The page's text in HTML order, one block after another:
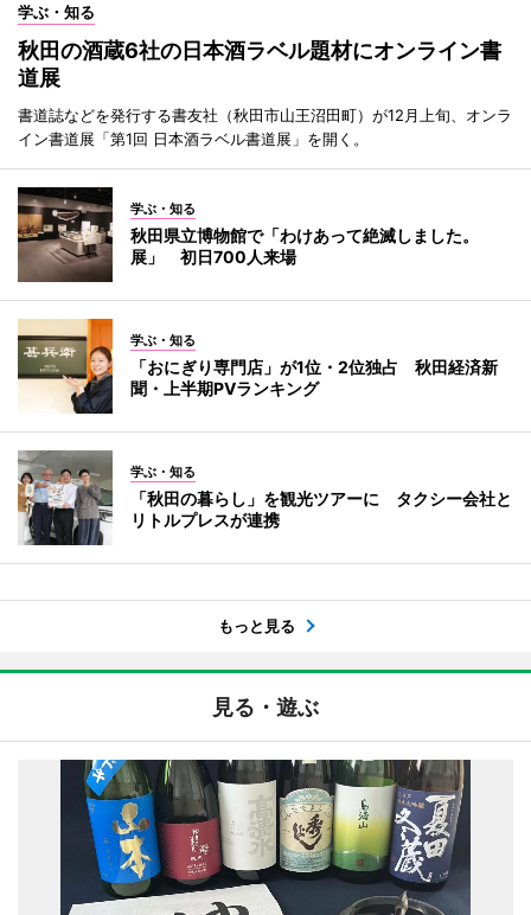
学ぶ・知る
秋田の酒蔵6社の日本酒ラベル題材にオンライン書
道展
書道誌などを発行する書友社（秋田市山王沼田町）が12月上旬、オンラ
イン書道展「第1回 日本酒ラベル書道展」を開く。
学ぶ・知る
秋田県立博物館で「わけあって絶滅しました。
展」 初日700人来場
学ぶ・知る
「おにぎり専門店」が1位・2位独占 秋田経済新
聞・上半期PVランキング
学ぶ・知る
「秋田の暮らし」を観光ツアーに タクシー会社と
リトルプレスが連携
もっと見る
見る・遊ぶ